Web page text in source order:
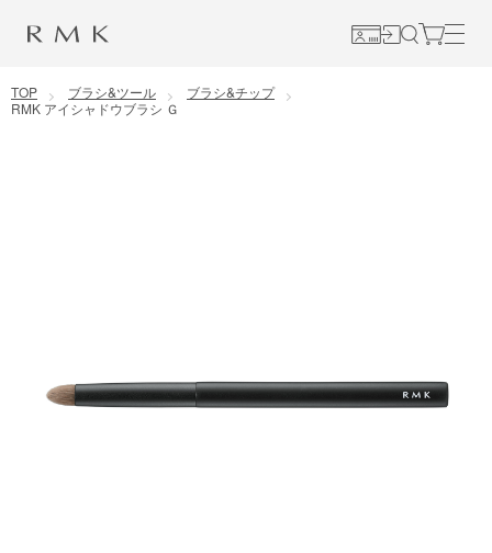
コンテンツに移動
TOP ブラシ&ツール
ブラシ&チップ
RMK アイシャドウブラシ Ｇ